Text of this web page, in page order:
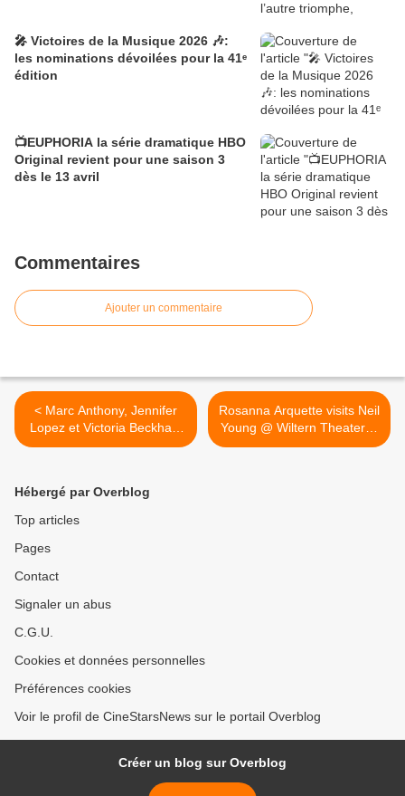
🎤 Victoires de la Musique 2026 🎶:
les nominations dévoilées pour la 41ᵉ
édition
📺EUPHORIA la série dramatique HBO
Original revient pour une saison 3
dès le 13 avril
Commentaires
Ajouter un commentaire
< Marc Anthony, Jennifer
Lopez et Victoria Beckham
at Simon Fuller induction
Rosanna Arquette visits Neil
Young @ Wiltern Theater in
Los Angeles >
Hébergé par Overblog
Top articles
Pages
Contact
Signaler un abus
C.G.U.
Cookies et données personnelles
Préférences cookies
Voir le profil de CineStarsNews sur le portail Overblog
Créer un blog sur Overblog